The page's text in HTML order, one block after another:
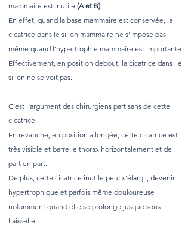
mammaire est inutile (A et B).
En effet, quand la base mammaire est conservée, la
cicatrice dans le sillon mammaire ne s’impose pas,
même quand l’hypertrophie mammaire est importante.
Effectivement, en position debout, la cicatrice dans le
sillon ne se voit pas.
C’est l’argument des chirurgiens partisans de cette
cicatrice.
En revanche, en position allongée, cette cicatrice est
très visible et barre le thorax horizontalement et de
part en part.
De plus, cette cicatrice inutile peut s’élargir, devenir
hypertrophique et parfois même douloureuse
notamment quand elle se prolonge jusque sous
l’aisselle.